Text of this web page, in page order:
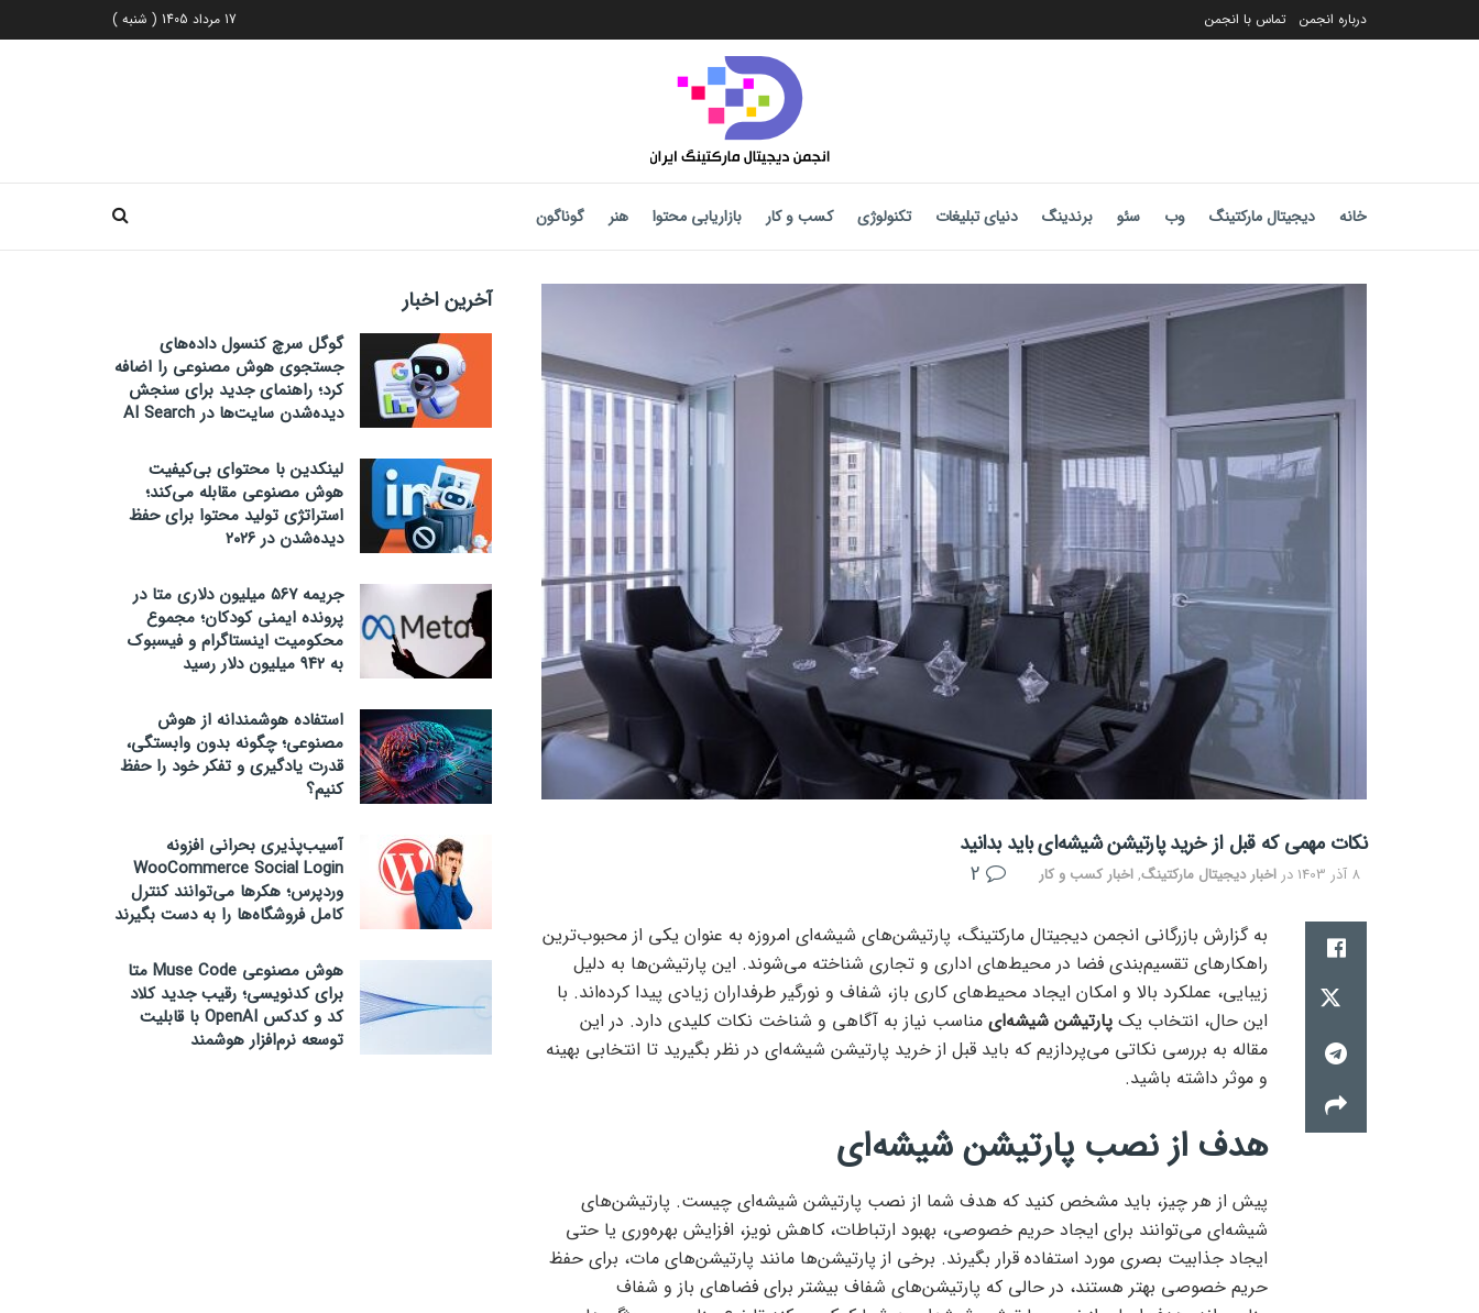
درباره انجمن تماس با انجمن 17 مرداد 1405 ( شنبه )
خانه دیجیتال مارکتینگ وب سئو برندینگ دنیای تبلیغات تکنولوژی کسب و کار بازاریابی محتوا هنر گوناگون
نکات مهمی که قبل از خرید پارتیشن شیشه‌ای باید بدانید
8 آذر 1403 در اخبار دیجیتال مارکتینگ,اخبار کسب و کار
به گزارش بازرگانی انجمن دیجیتال مارکتینگ، پارتیشن‌های شیشه‌ای امروزه به عنوان یکی از محبوب‌ترین
راهکارهای تقسیم‌بندی فضا در محیط‌های اداری و تجاری شناخته می‌شوند. این پارتیشن‌ها به دلیل
زیبایی، عملکرد بالا و امکان ایجاد محیط‌های کاری باز، شفاف و نورگیر طرفداران زیادی پیدا کرده‌اند. با
این حال، انتخاب یک پارتیشن شیشه‌ای مناسب نیاز به آگاهی و شناخت نکات کلیدی دارد. در این
مقاله به بررسی نکاتی می‌پردازیم که باید قبل از خرید پارتیشن شیشه‌ای در نظر بگیرید تا انتخابی بهینه
و موثر داشته باشید.
هدف از نصب پارتیشن شیشه‌ای
پیش از هر چیز، باید مشخص کنید که هدف شما از نصب پارتیشن شیشه‌ای چیست. پارتیشن‌های
شیشه‌ای می‌توانند برای ایجاد حریم خصوصی، بهبود ارتباطات، کاهش نویز، افزایش بهره‌وری یا حتی
ایجاد جذابیت بصری مورد استفاده قرار بگیرند. برخی از پارتیشن‌ها مانند پارتیشن‌های مات، برای حفظ
حریم خصوصی بهتر هستند، در حالی که پارتیشن‌های شفاف بیشتر برای فضاهای باز و شفاف
آخرین اخبار
گوگل سرچ کنسول داده‌های
جستجوی هوش مصنوعی را اضافه
کرد؛ راهنمای جدید برای سنجش
دیده‌شدن سایت‌ها در AI Search
لینکدین با محتوای بی‌کیفیت
هوش مصنوعی مقابله می‌کند؛
استراتژی تولید محتوا برای حفظ
دیده‌شدن در ۲۰۲۶
جریمه ۵۶۷ میلیون دلاری متا در
پرونده ایمنی کودکان؛ مجموع
محکومیت اینستاگرام و فیسبوک
به ۹۴۲ میلیون دلار رسید
استفاده هوشمندانه از هوش
مصنوعی؛ چگونه بدون وابستگی،
قدرت یادگیری و تفکر خود را حفظ
کنیم؟
آسیب‌پذیری بحرانی افزونه
WooCommerce Social Login
وردپرس؛ هکرها می‌توانند کنترل
کامل فروشگاه‌ها را به دست بگیرند
هوش مصنوعی Muse Code متا
برای کدنویسی؛ رقیب جدید کلاد
کد و کدکس OpenAI با قابلیت
توسعه نرم‌افزار هوشمند